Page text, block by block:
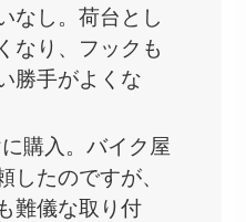
なし。荷台とし
なり、フックも
勝手がよくな
購入。バイク屋
したのですが、
難儀な取り付